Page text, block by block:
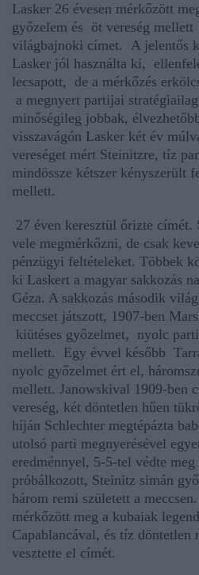
Lasker 26 évesen mérkőzött
győzelem és öt vereség
világbajnoki címet. A jelentős
Lasker jól használta ki,
lecsapott, de a mérkőzés
a megnyert partijai
minőségileg jobbak,
visszavágón Lasker két év
vereséget mért Steinitzre, tíz
mindössze kétszer kényszerült
mellett.
27 éven keresztül őrizte címét.
vele megmérkőzni, de csak
pénzügyi feltételeket. Többek
ki Laskert a magyar sakkozás
Géza. A sakkozás második
meccset játszott, 1907-ben
kiütéses győzelmet, nyolc
mellett. Egy évvel később
nyolc győzelmet ért el,
mellett. Janowskival 1909-ben
vereség, két döntetlen hűen
híján Schlechter megtépázta
utolsó parti megnyerésével
eredménnyel, 5-5-tel védte
próbálkozott, Steinitz simán
három remi született a
mérkőzött meg a kubaiak
Capablancával, és tíz döntetlen
vesztette el címét.